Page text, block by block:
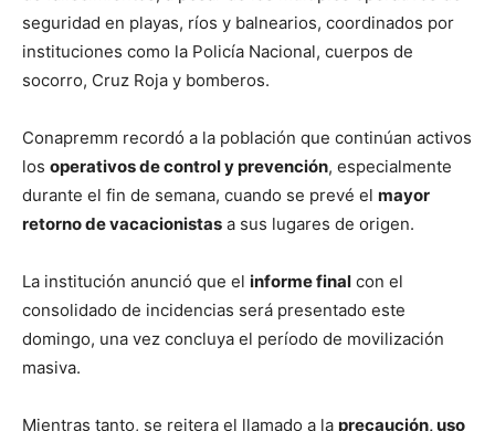
seguridad en playas, ríos y balnearios, coordinados por
instituciones como la Policía Nacional, cuerpos de
socorro, Cruz Roja y bomberos.
Conapremm recordó a la población que continúan activos
los operativos de control y prevención, especialmente
durante el fin de semana, cuando se prevé el mayor
retorno de vacacionistas a sus lugares de origen.
La institución anunció que el informe final con el
consolidado de incidencias será presentado este
domingo, una vez concluya el período de movilización
masiva.
Mientras tanto, se reitera el llamado a la precaución, uso